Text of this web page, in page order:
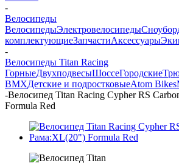
-
Велосипеды
ВелосипедыЭлектровелосипеды
комплектующиеЗапчастиАксессуары
-
Велосипеды Titan Racing
ГорныеДвухподвесыШоссеГородские
BMXДетские и подростковыеAtom Bikes
-Велосипед Titan Racing Cypher RS
Formula Red